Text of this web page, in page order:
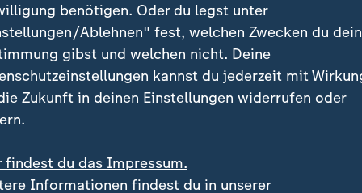
Colbert-Show fällt in eine Phase, in der der CBS-
Druck steht. Trump hatte dem CBS-Magazin "60
vorgeworfen, ein Interview mit seiner Rivalin
dass eine schwache Antwort kaschiert werde.
ein Transkript.
Paramount in einer starken Position
Vergleich über 16 Millionen Dollar ein. Paramount
benötigen. Oder du legst unter
Ablehnen" fest, welchen Zwecken du
gibst und welchen nicht. Deine
kannst du jederzeit mit
Zukunft in deinen Einstellungen widerrufen oder
findest du das Impressum.
Informationen findest du in unserer